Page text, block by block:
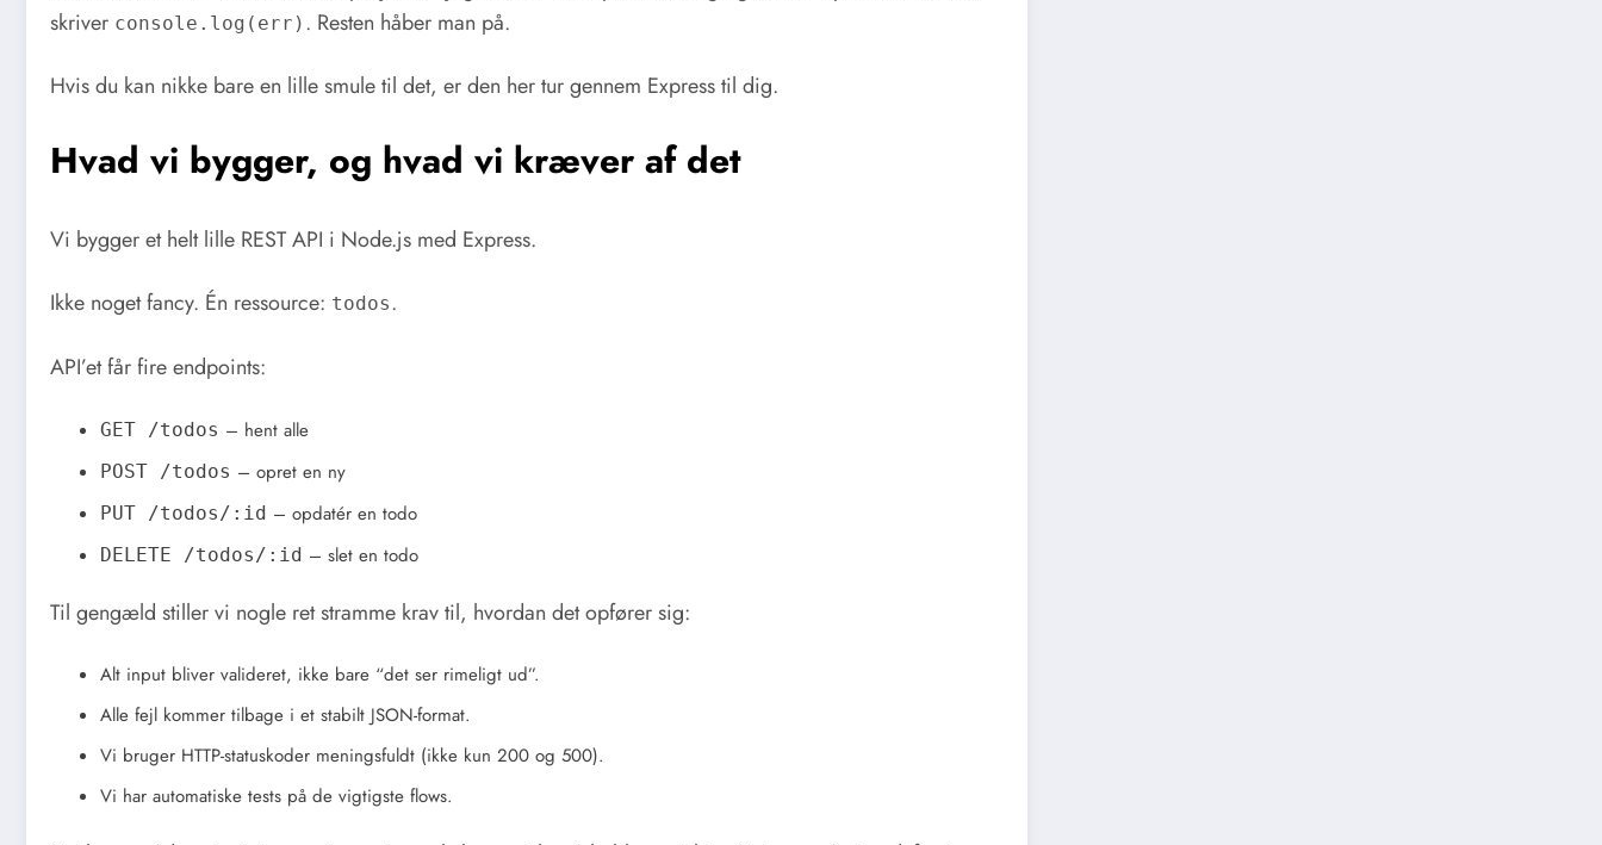
skriver console.log(err) . Resten håber man på.
Hvis du kan nikke bare en lille smule til det, er den her tur gennem Express til dig.
Hvad vi bygger, og hvad vi kræver af det
Vi bygger et helt lille REST API i Node.js med Express.
Ikke noget fancy. Én ressource: todos.
API’et får fire endpoints:
GET /todos – hent alle
POST /todos – opret en ny
PUT /todos/:id – opdatér en todo
DELETE /todos/:id – slet en todo
Til gengæld stiller vi nogle ret stramme krav til, hvordan det opfører sig:
Alt input bliver valideret, ikke bare “det ser rimeligt ud”.
Alle fejl kommer tilbage i et stabilt JSON-format.
Vi bruger HTTP-statuskoder meningsfuldt (ikke kun 200 og 500).
Vi har automatiske tests på de vigtigste flows.